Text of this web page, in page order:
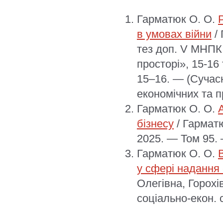
Гарматюк О. О.
в умовах війни /
тез доп. V МНПК
просторі», 15-
15–16. —
економічних та
Гарматюк О. О.
бізнесу /
2025. — Том
Гарматюк О. О.
у сфері надання
Олегівна,
соціально-екон.